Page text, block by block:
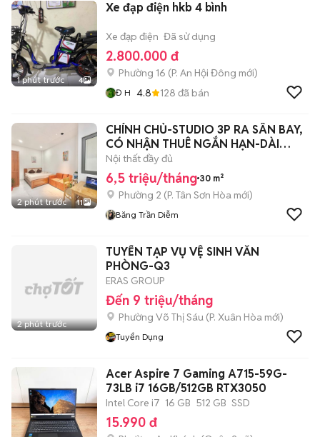
1 phút trước 4
Xe đạp điện hkb 4 bình
Xe đạp điện Đã sử dụng
2.800.000 đ
Phường 16 (P. An Hội Đông mới)
Đ H 4.8 128 đã bán
2 phút trước 11
CHÍNH CHỦ-STUDIO 3P RA SÂN BAY,
CÓ NHẬN THUÊ NGẮN HẠN-DÀI
HẠN-FULL NT
Nội thất đầy đủ
6,5 triệu/tháng 30 m²
Phường 2 (P. Tân Sơn Hòa mới)
Băng Trần Diễm
2 phút trước
TUYỂN TẠP VỤ VỆ SINH VĂN
PHÒNG-Q3
ERAS GROUP
Đến 9 triệu/tháng
Phường Võ Thị Sáu (P. Xuân Hòa mới)
Tuyển Dụng
Acer Aspire 7 Gaming A715-59G-
73LB i7 16GB/512GB RTX3050
Intel Core i7 16 GB 512 GB SSD
15.990 đ